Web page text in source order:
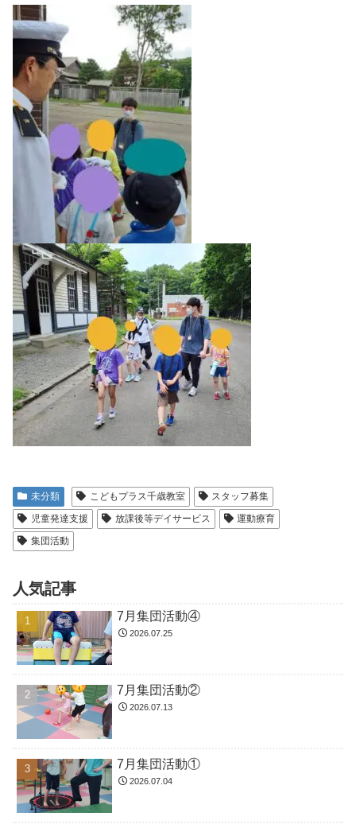
未分類 こどもプラス千歳教室
スタッフ募集
児童発達支援
放課後等デイサービス
運動療育
集団活動
人気記事
7月集団活動④
2026.07.25
7月集団活動②
2026.07.13
7月集団活動①
2026.07.04